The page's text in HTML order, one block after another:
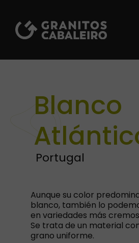
contenido
Blanco
Portugal
Aunque su color
blanco, también lo
en variedades más
Se trata de un material
grano uniforme.